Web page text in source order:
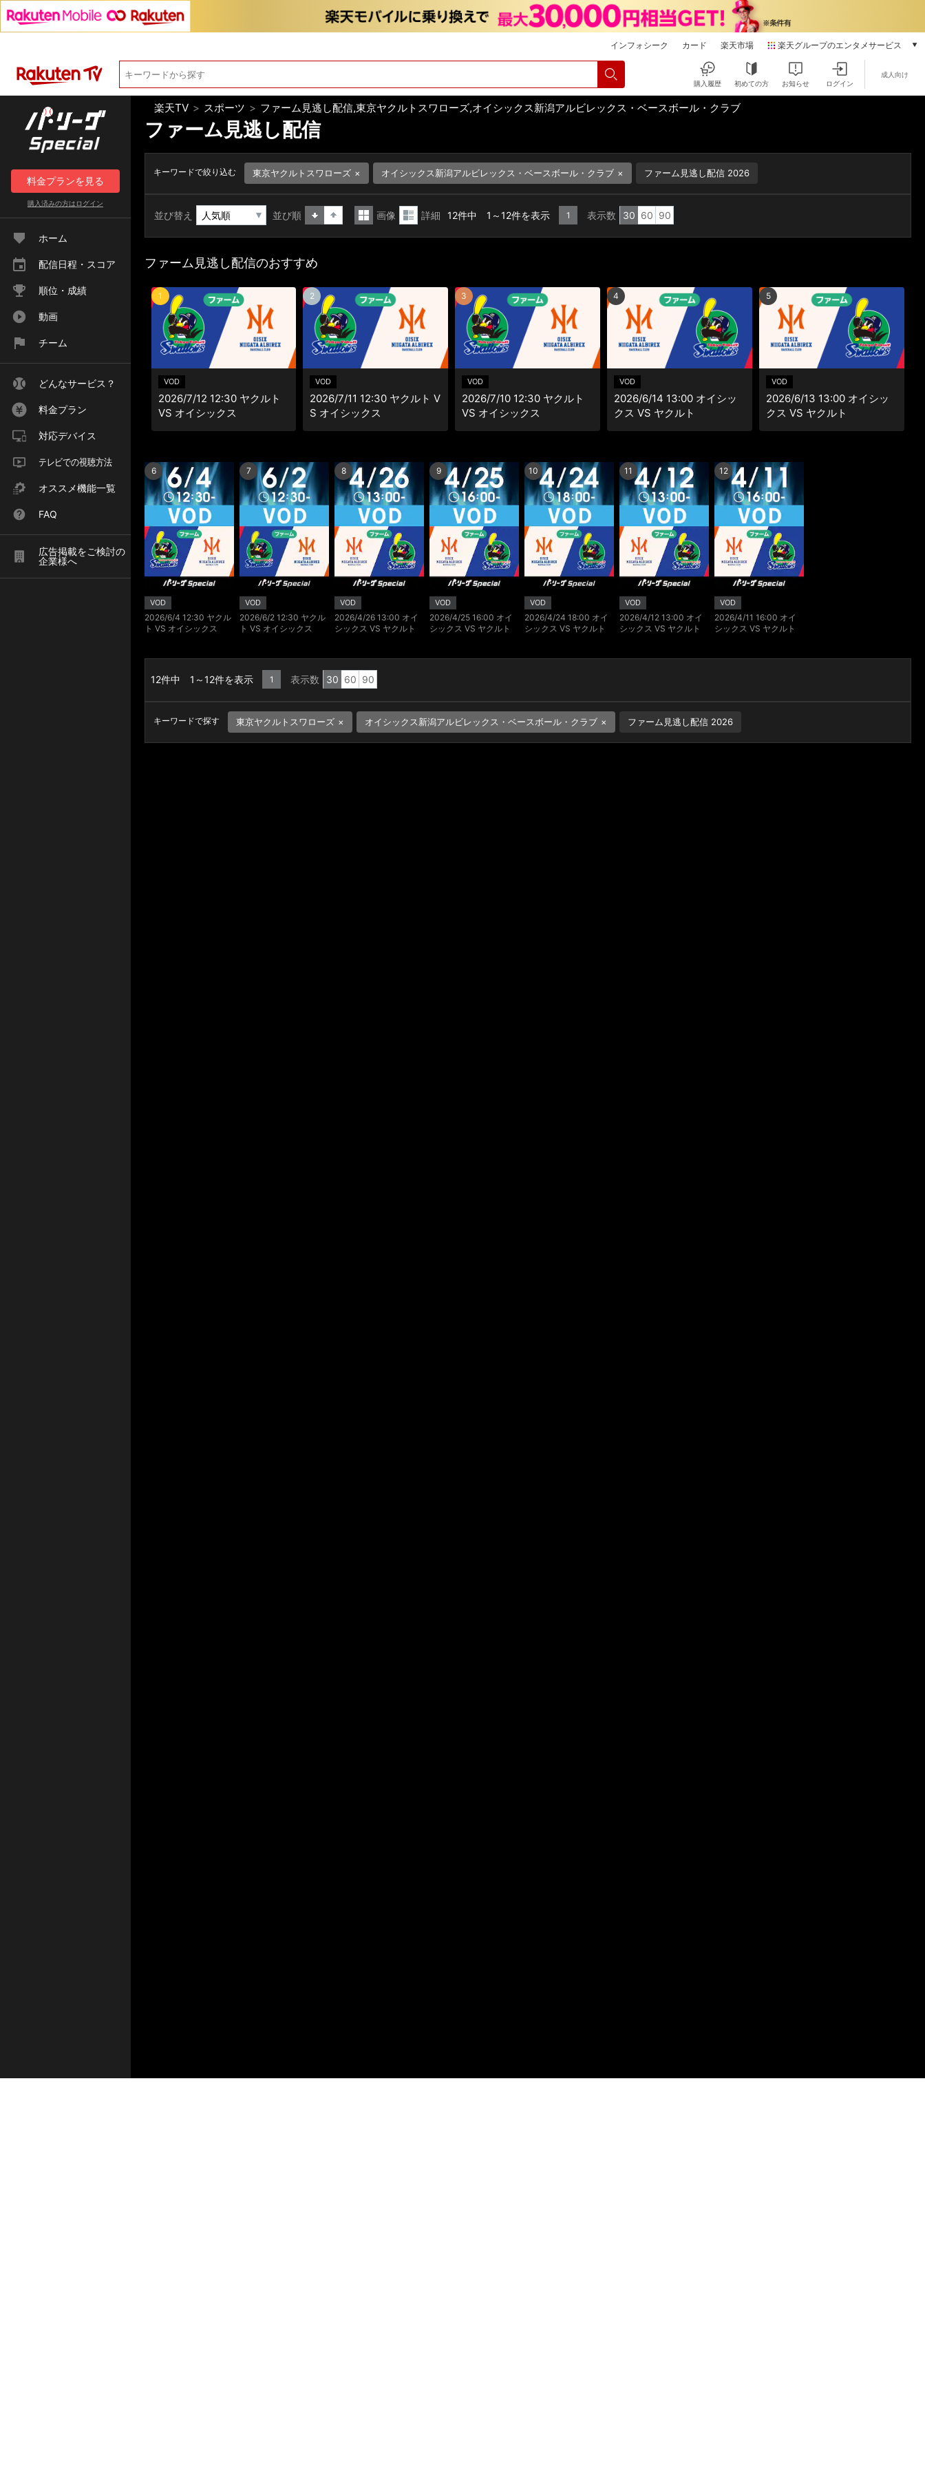
インフォシーク カード 楽天市場 楽天グループのエンタメサービス
本/ゲーム/CD/DVD
動画配信
チケット
楽天チケット
エンタメニュース
推し楽
購入履歴 初めての方 お知らせ ログイン
成人向け
料金プランを見る
購入済みの方は ログイン
ホーム
配信日程・スコア
順位・成績
動画
チーム
どんなサービス？
料金プラン
対応デバイス
テレビでの視聴方法
オススメ機能一覧
FAQ
広告掲載をご検討の
企業様へ
楽天TV > スポーツ > ファーム見逃し配信,東京ヤクルトスワローズ,オイシックス新潟アルビレックス・ベースボール・クラブ
ファーム見逃し配信
キーワードで絞り込む 東京ヤクルトスワローズ オイシックス新潟アルビレックス・ベースボール・クラブ ファーム見逃し配信 2026
並び替え
並び順
示
画像
示
詳細 12件中 1～12件を表示 1 表示数 30 60 90
ファーム見逃し配信のおすすめ
VOD
1
2026/7/12 12:30 ヤクルト
VS オイシックス
VOD
2
2026/7/11 12:30 ヤクルト V
S オイシックス
VOD
3
2026/7/10 12:30 ヤクルト
VS オイシックス
VOD
4
2026/6/14 13:00 オイシッ
クス VS ヤクルト
VOD
5
2026/6/13 13:00 オイシッ
クス VS ヤクルト
VOD
2026/6/4 12:30 ヤクル
ト VS オイシックス
6
VOD
2026/6/2 12:30 ヤクル
ト VS オイシックス
7
VOD
2026/4/26 13:00 オイ
シックス VS ヤクルト
8
VOD
2026/4/25 16:00 オイ
シックス VS ヤクルト
9
VOD
2026/4/24 18:00 オイ
シックス VS ヤクルト
10
VOD
2026/4/12 13:00 オイ
シックス VS ヤクルト
11
VOD
2026/4/11 16:00 オイ
シックス VS ヤクルト
12
12件中 1～12件を表示 1 表示数 30 60 90
キーワードで探す 東京ヤクルトスワローズ オイシックス新潟アルビレックス・ベースボール・クラブ ファーム見逃し配信 2026